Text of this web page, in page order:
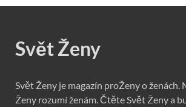
Svět Ženy
Svět Ženy je magazín proŽeny o ženách.
Ženy rozumí ženám. Čtěte Svět Ženy a